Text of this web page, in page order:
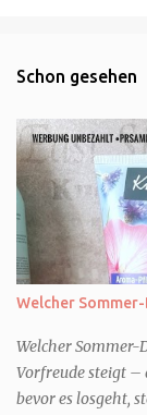
Schon gesehen
Welcher
Welcher Sommer-
Vorfreude steigt –
bevor es losgeht,